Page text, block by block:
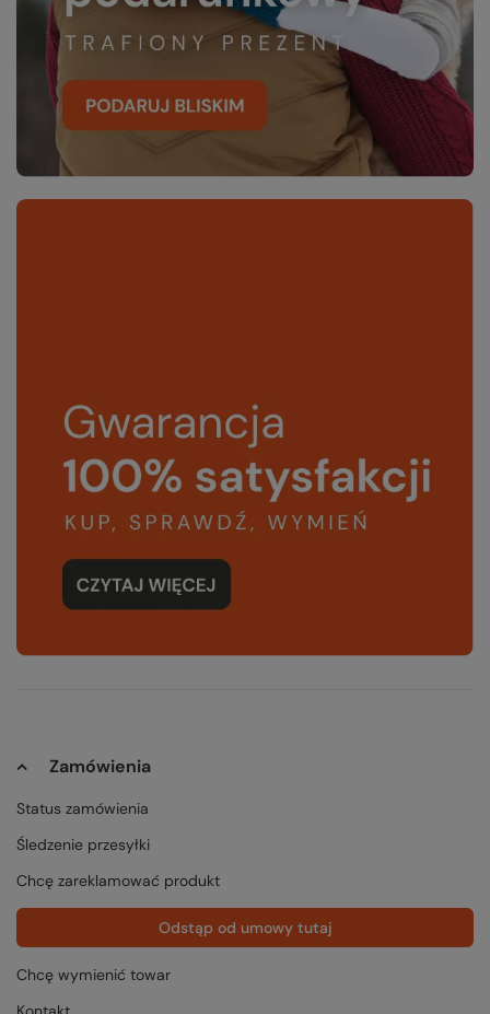
Zamówienia
Status zamówienia
Śledzenie przesyłki
Chcę zareklamować produkt
Odstąp od umowy tutaj
Chcę wymienić towar